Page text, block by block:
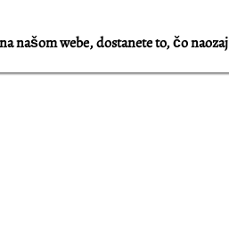
našom webe, dostanete to, čo naozaj